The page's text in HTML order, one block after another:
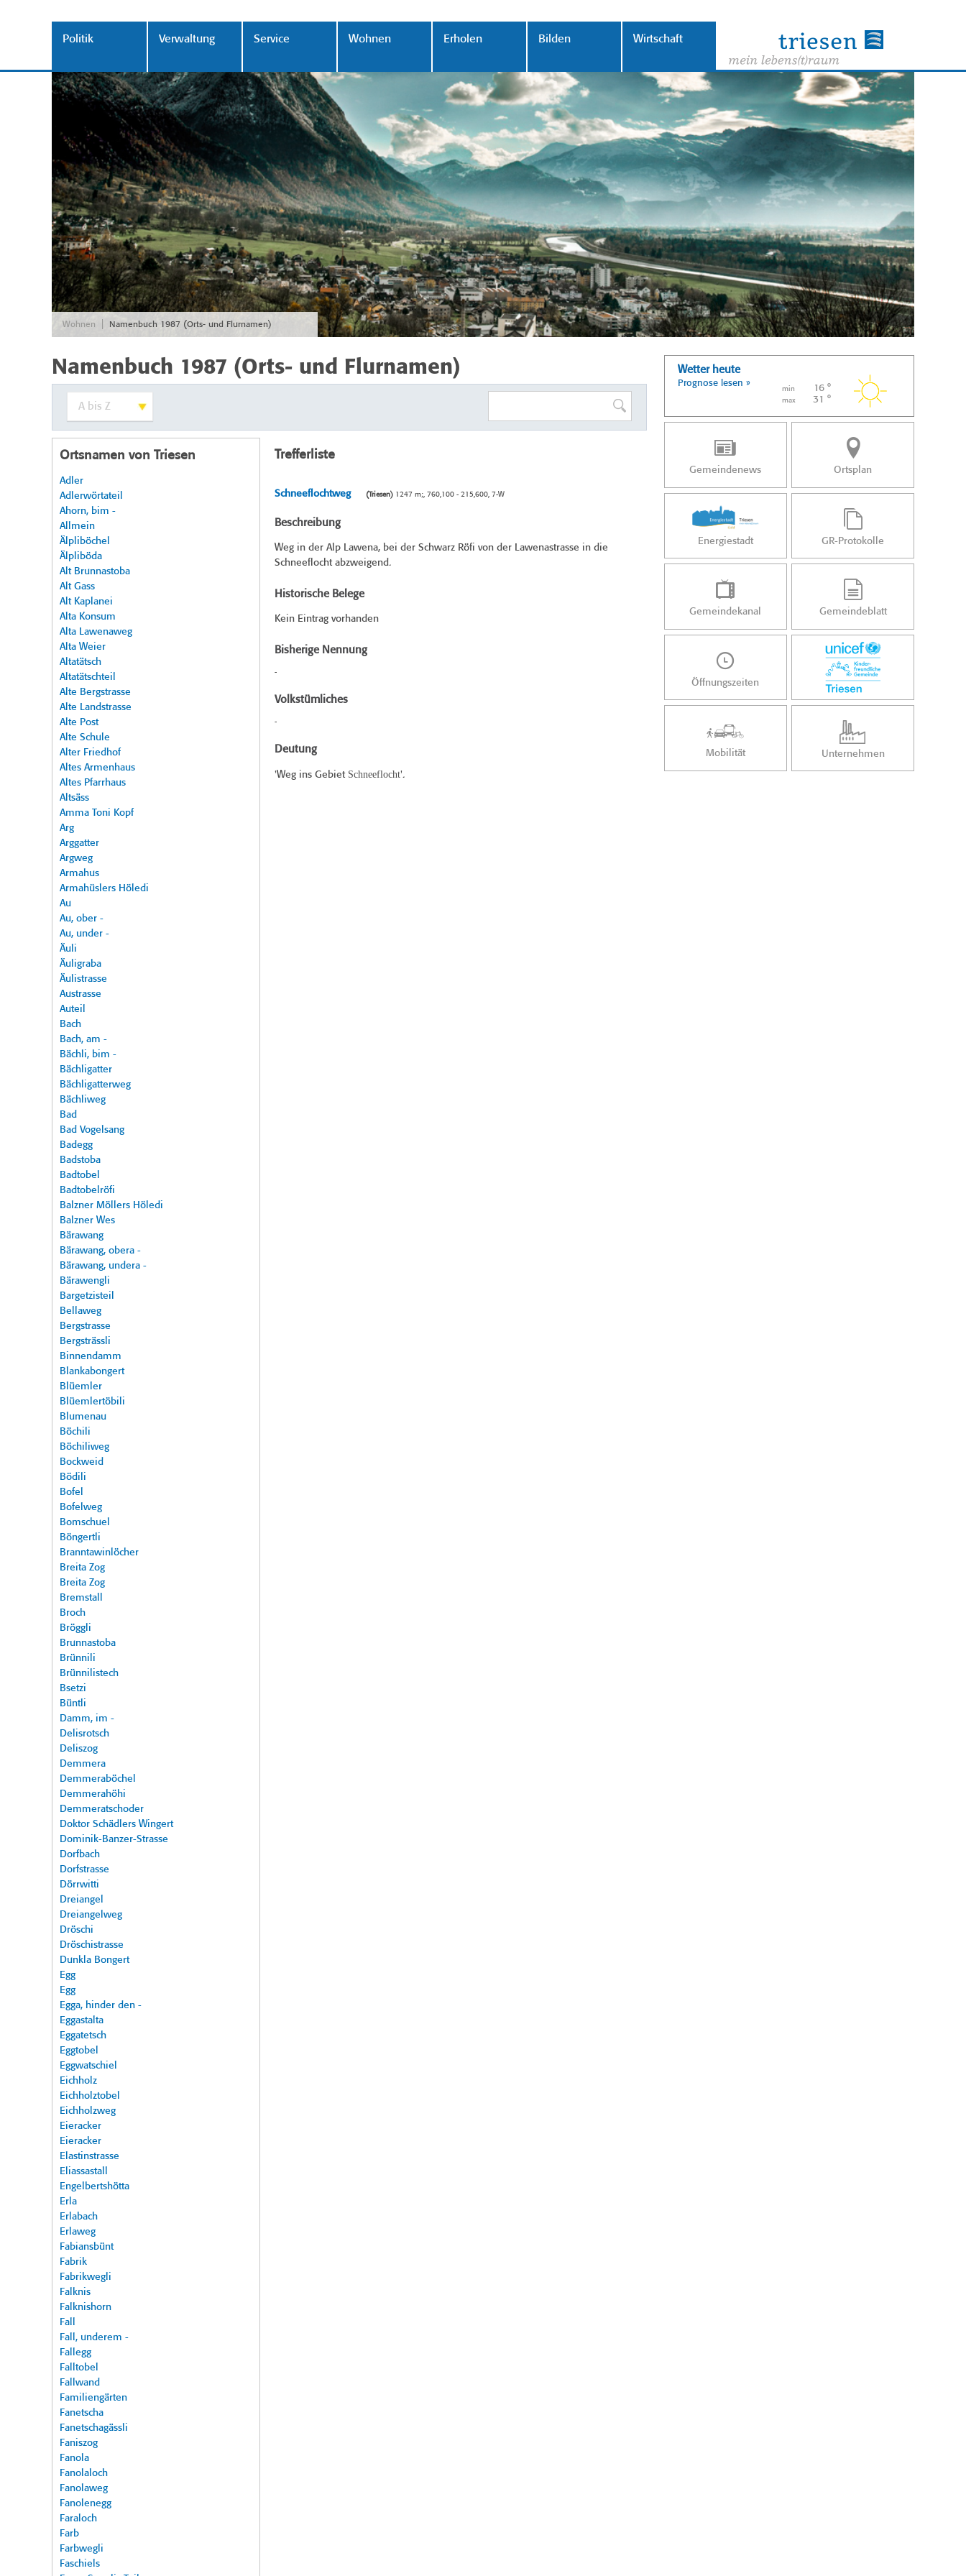
Politik Verwaltung Service Wohnen Erholen Bilden Wirtschaft
Wohnen Namenbuch 1987 (Orts- und Flurnamen)
Namenbuch 1987 (Orts- und Flurnamen)
Ortsnamen von Triesen
Adler
Adlerwörtateil
Ahorn, bim -
Allmein
Älpliböchel
Älpliböda
Alt Brunnastoba
Alt Gass
Alt Kaplanei
Alta Konsum
Alta Lawenaweg
Alta Weier
Altatätsch
Altatätschteil
Alte Bergstrasse
Alte Landstrasse
Alte Post
Alte Schule
Alter Friedhof
Altes Armenhaus
Altes Pfarrhaus
Altsäss
Amma Toni Kopf
Arg
Arggatter
Argweg
Armahus
Armahüslers Höledi
Au
Au, ober -
Au, under -
Äuli
Äuligraba
Äulistrasse
Austrasse
Auteil
Bach
Bach, am -
Bächli, bim -
Bächligatter
Bächligatterweg
Bächliweg
Bad
Bad Vogelsang
Badegg
Badstoba
Badtobel
Badtobelröfi
Balzner Möllers Höledi
Balzner Wes
Bärawang
Bärawang, obera -
Bärawang, undera -
Bärawengli
Bargetzisteil
Bellaweg
Bergstrasse
Bergsträssli
Binnendamm
Blankabongert
Blüemler
Blüemlertöbili
Blumenau
Böchili
Böchiliweg
Bockweid
Bödili
Bofel
Bofelweg
Bomschuel
Böngertli
Branntawinlöcher
Breita Zog
Breita Zog
Bremstall
Broch
Bröggli
Brunnastoba
Brünnili
Brünnilistech
Bsetzi
Büntli
Damm, im -
Delisrotsch
Deliszog
Demmera
Demmeraböchel
Demmerahöhi
Demmeratschoder
Doktor Schädlers Wingert
Dominik-Banzer-Strasse
Dorfbach
Dorfstrasse
Dörrwitti
Dreiangel
Dreiangelweg
Dröschi
Dröschistrasse
Dunkla Bongert
Egg
Egg
Egga, hinder den -
Eggastalta
Eggatetsch
Eggtobel
Eggwatschiel
Eichholz
Eichholztobel
Eichholzweg
Eieracker
Eieracker
Elastinstrasse
Eliassastall
Engelbertshötta
Erla
Erlabach
Erlaweg
Fabiansbünt
Fabrik
Fabrikwegli
Falknis
Falknishorn
Fall
Fall, underem -
Fallegg
Falltobel
Fallwand
Familiengärten
Fanetscha
Fanetschagässli
Faniszog
Fanola
Fanolaloch
Fanolaweg
Fanolenegg
Faraloch
Farb
Farbwegli
Faschiels
Trefferliste
Schneeflochtweg (Triesen)1247 m;, 760,100 - 215,600, 7-W
Beschreibung
Weg in der Alp Lawena, bei der Schwarz Röfi von der Lawenastrasse in die
Schneeflocht abzweigend.
Historische Belege
Kein Eintrag vorhanden
Bisherige Nennung
-
Volkstümliches
-
Deutung
'Weg ins Gebiet Schneeflocht'.
Wetter heute
Prognose lesen »
min 16 °
max 31 °
Gemeindenews Ortsplan
Energiestadt GR-Protokolle
Gemeindekanal Gemeindeblatt
Öffnungszeiten
Mobilität Unternehmen